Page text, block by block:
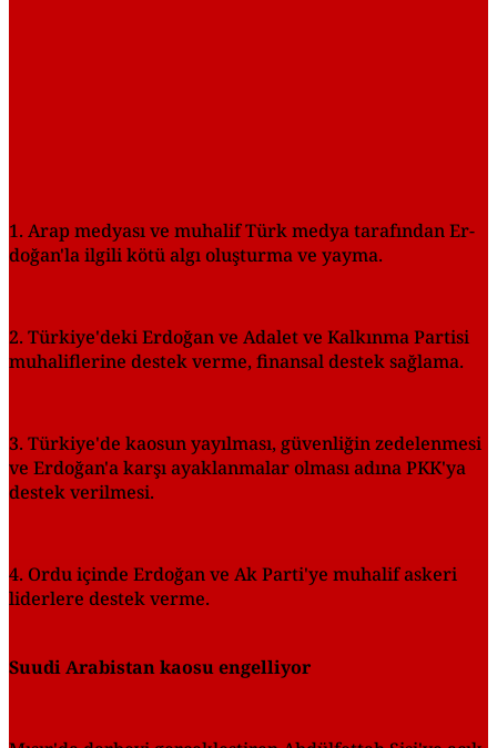
1. Arap medyası ve muhalif Türk medya tarafından Er­
doğan'la ilgili kötü algı oluşturma ve yayma.
2. Türkiye'deki Erdoğan ve Adalet ve Kalkınma Partisi
muhaliflerine destek verme, finansal destek sağlama.
3. Türkiye'de kaosun yayılması, güven­liğin zedelenmesi
ve Erdoğan'a karşı ayaklanmalar ol­ması adına PKK'ya
destek verilmesi.
4. Ordu içinde Erdoğan ve Ak Parti'ye muhalif askeri
liderlere destek verme.
Suudi Arabistan kaosu engelliyor